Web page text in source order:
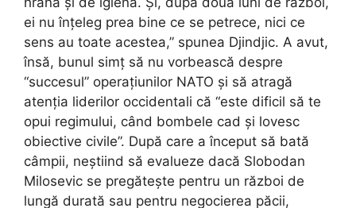
ei nu înțeleg prea bine ce se petrece, nici ce
sens au toate acestea,” spunea Djindjic. A avut,
însă, bunul simț să nu vorbească despre
“succesul” operațiunilor NATO și să atragă
atenția liderilor occidentali că “este dificil să te
opui regimului, când bombele cad și lovesc
obiective civile”. După care a început să bată
câmpii, neștiind să evalueze dacă Slobodan
Milosevic se pregătește pentru un război de
lungă durată sau pentru negocierea păcii,